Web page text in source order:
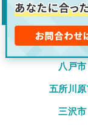
交通事故
青森市
八戸市
五所川
三沢市